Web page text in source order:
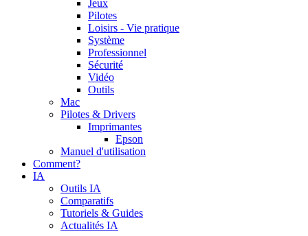
Jeux
Pilotes
Loisirs - Vie pratique
Système
Professionnel
Sécurité
Vidéo
Outils
Mac
Pilotes & Drivers
Imprimantes
Epson
Manuel d'utilisation
Comment?
IA
Outils IA
Comparatifs
Tutoriels & Guides
Actualités IA